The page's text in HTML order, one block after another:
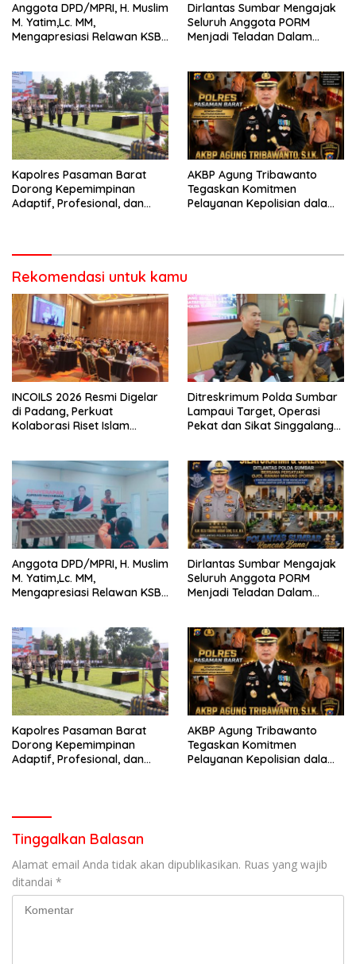
Anggota DPD/MPRI, H. Muslim
M. Yatim,Lc. MM,
Mengapresiasi Relawan KSB
Bencana
Dirlantas Sumbar Mengajak
Seluruh Anggota PORM
Menjadi Teladan Dalam
Perlengkapan Keselamatan
Berkendara
Kapolres Pasaman Barat
Dorong Kepemimpinan
Adaptif, Profesional, dan
AKBP Agung Tribawanto
Tegaskan Komitmen
Pelayanan Kepolisian dalam
Rekomendasi untuk kamu
INCOILS 2026 Resmi Digelar
di Padang, Perkuat
Kolaborasi Riset Islam
Ditreskrimum Polda Sumbar
Lampaui Target, Operasi
Pekat dan Sikat Singgalang
Anggota DPD/MPRI, H. Muslim
M. Yatim,Lc. MM,
Mengapresiasi Relawan KSB
Bencana
Dirlantas Sumbar Mengajak
Seluruh Anggota PORM
Menjadi Teladan Dalam
Perlengkapan Keselamatan
Berkendara
Kapolres Pasaman Barat
Dorong Kepemimpinan
Adaptif, Profesional, dan
AKBP Agung Tribawanto
Tegaskan Komitmen
Pelayanan Kepolisian dalam
Tinggalkan Balasan
Alamat email Anda tidak akan dipublikasikan. Ruas yang wajib
ditandai *